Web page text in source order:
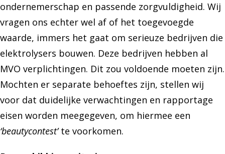
ondernemerschap en passende zorgvuldigheid. Wij
vragen ons echter wel af of het toegevoegde
waarde, immers het gaat om serieuze bedrijven die
elektrolysers bouwen. Deze bedrijven hebben al
MVO verplichtingen. Dit zou voldoende moeten zijn.
Mochten er separate behoeftes zijn, stellen wij
voor dat duidelijke verwachtingen en rapportage
eisen worden meegegeven, om hiermee een
‘beautycontest’te voorkomen.